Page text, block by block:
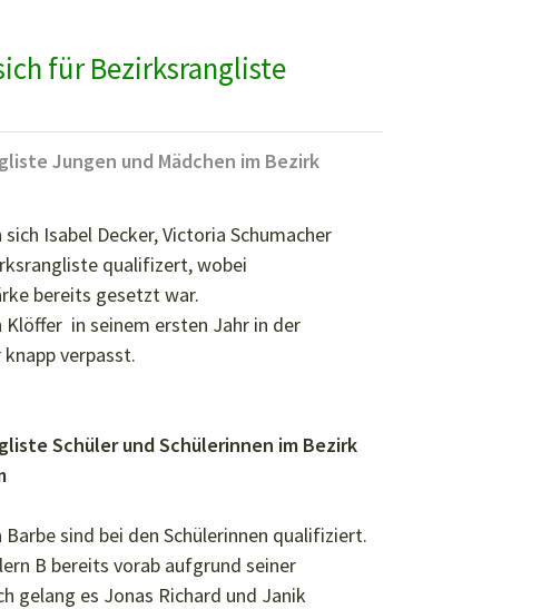
für Bezirksrangliste
Jungen und Mädchen im Bezirk
Isabel Decker, Victoria Schumacher
qualifizert, wobei
bereits gesetzt war.
Klöffer in seinem ersten Jahr in der
verpasst.
Schüler und Schülerinnen im Bezirk
Barbe sind bei den Schülerinnen qualifiziert.
B bereits vorab aufgrund seiner
gelang es Jonas Richard und Janik